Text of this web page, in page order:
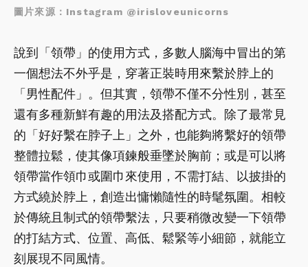
圖片來源：Instagram @irisloveunicorns
說到「領帶」的使用方式，多數人腦海中冒出的第
一個想法不外乎是，穿著正裝時用來繫於脖上的
「男性配件」。但其實，領帶不僅不分性別，甚至
還有多種新鮮有趣的用法及搭配方式。除了最常見
的「好好繫在脖子上」之外，也能夠將繫好的領帶
整體拉鬆，使其像項鍊般垂墜於胸前；或是可以將
領帶當作領巾或圍巾來使用，不需打結、以披掛的
方式繞於脖上，創造出慵懶隨性的時髦氛圍。相較
於傳統且制式的領帶繫法，只要稍微改變一下領帶
的打結方式、位置、高低、鬆緊等小細節，就能立
刻展現不同風情。